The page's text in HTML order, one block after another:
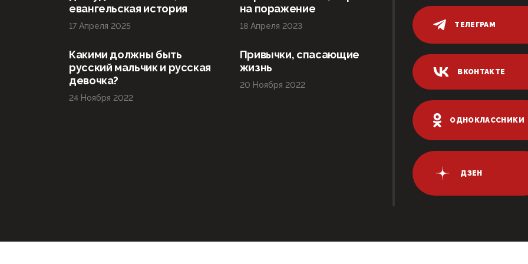
евангельская история
17 Апреля 2025
на поражение
18 Апреля 2023
Какими должны быть
русский мальчик и русская
девочка?
24 Ноября 2022
Привычки, спасающие
жизнь
20 Ноября 2022
ТЕЛЕГРАМ
ВКОНТАКТЕ
ОДНОКЛАССНИКИ
ДЗЕН